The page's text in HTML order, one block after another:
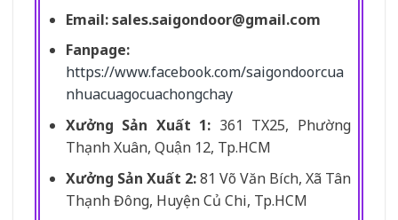
Email:sales.saigondoor@gmail.com
Fanpage:
https://www.facebook.com/saigondoorcua
nhuacuagocuachongchay
Xưởng Sản Xuất 1: 361 TX25, Phường
Thạnh Xuân, Quận 12, Tp.HCM
Xưởng Sản Xuất 2:81 Võ Văn Bích, Xã Tân
Thạnh Đông, Huyện Củ Chi, Tp.HCM